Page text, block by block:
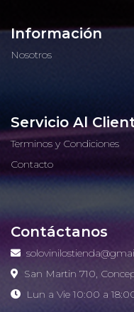
Información
Nosotros
Servicio Al
Terminos y Condiciones
Contacto
Contáctanos
San Martin 710,
Lun a Vie 10:00 a